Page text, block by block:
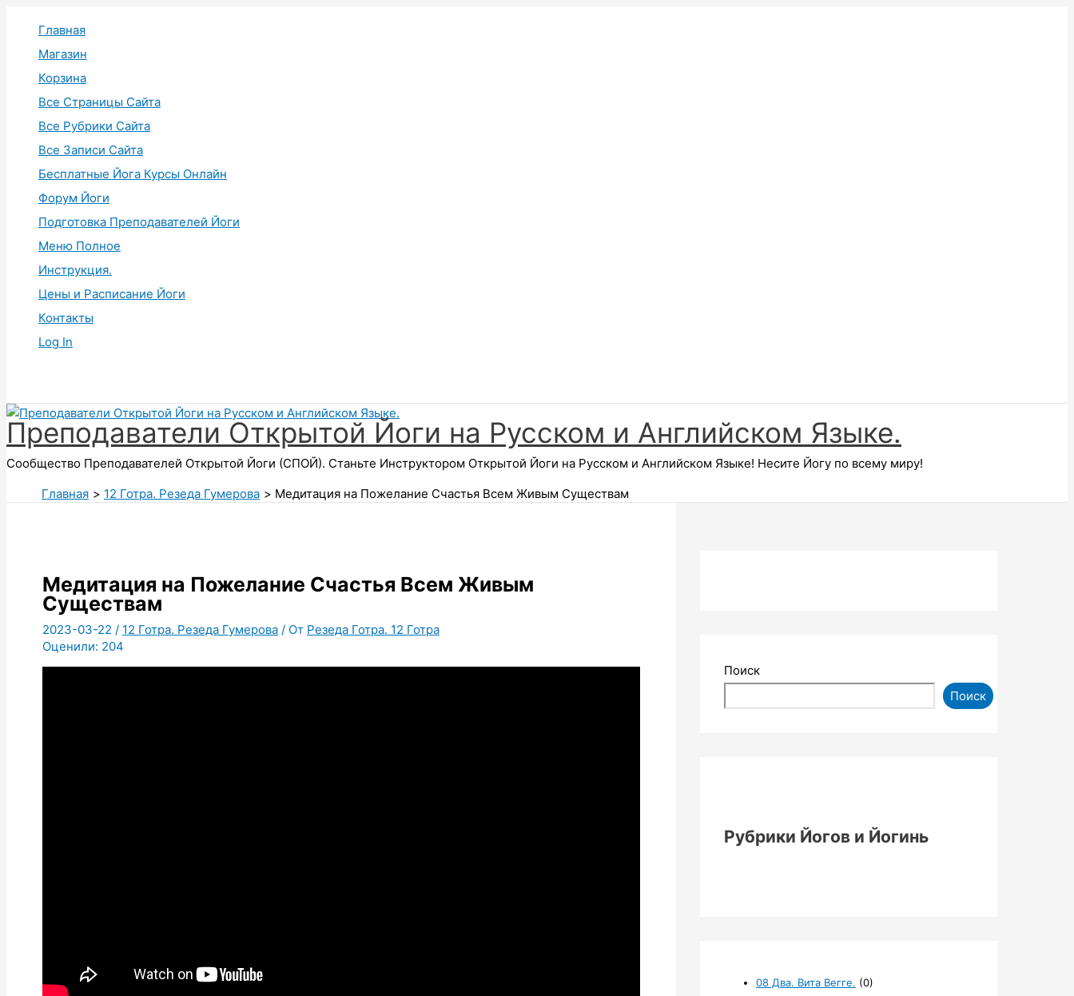
содержимому
Главная
Магазин
Корзина
Все Страницы Сайта
Все Рубрики Сайта
Все Записи Сайта
Бесплатные Йога Курсы Онлайн
Форум Йоги
Подготовка Преподавателей Йоги
Меню Полное
Инструкция.
Цены и Расписание Йоги
Контакты
Log In
Преподаватели Открытой Йоги на Русском и Английском Языке.
Сообщество Преподавателей Открытой Йоги (СПОЙ). Станьте Инструктором Открытой Йоги на Русском и Английском Языке! Несите Йогу по всему миру!
Главная
12 Готра. Резеда Гумерова Медитация на Пожелание Счастья Всем Живым Существам
Медитация на Пожелание Счастья Всем Живым
Существам
2023-03-22 / 12 Готра. Резеда Гумерова / От Резеда Готра. 12 Готра
Оценили: 204
Поиск
Поиск
Рубрики Йогов и Йогинь
08 Два. Вита Вегге. (0)